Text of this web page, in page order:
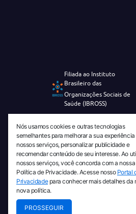
Filiada ao Instituto
Brasileiro das
Organizações Sociais de
Saúde (IBROSS)
Revista Tecnico-
Diamante de Ciência
Diretório Migulim
de Informação em
Tecnologia - IBICT
© 2026
Nós usamos cookies e outras tecnologias
semelhantes para melhorar a sua experiência
nossos serviços, personalizar publicidade e
recomendar conteúdo de seu interesse. Ao
nossos serviços, você concorda com a nossa
Política de Privacidade. Acesse nosso Portal
Privacidadepara conhecer mais detalhes da
nova política.
PROSSEGUIR